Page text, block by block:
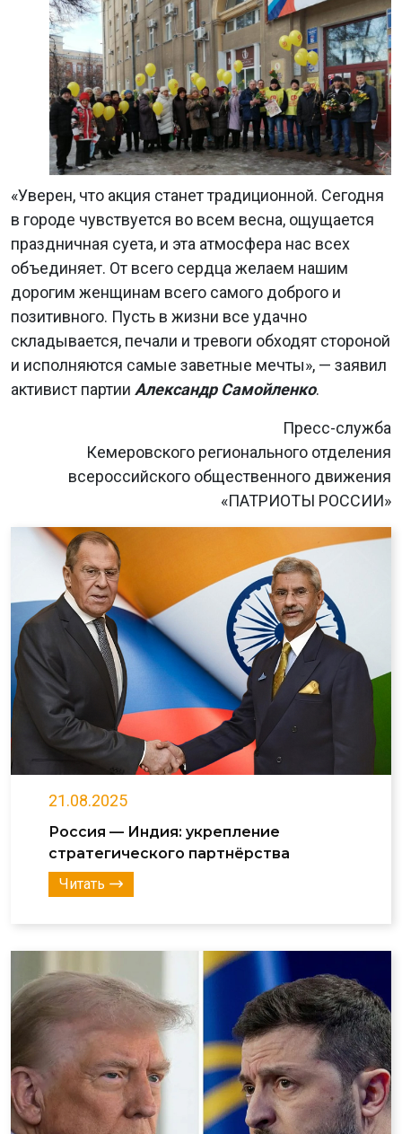
«Уверен, что акция станет традиционной. Сегодня
в городе чувствуется во всем весна, ощущается
праздничная суета, и эта атмосфера нас всех
объединяет. От всего сердца желаем нашим
дорогим женщинам всего самого доброго и
позитивного. Пусть в жизни все удачно
складывается, печали и тревоги обходят стороной
и исполняются самые заветные мечты», — заявил
активист партии Александр Самойленко.
Пресс-служба
Кемеровского регионального отделения
всероссийского общественного движения
«ПАТРИОТЫ РОССИИ»
21.08.2025
Россия — Индия: укрепление
стратегического партнёрства
Читать